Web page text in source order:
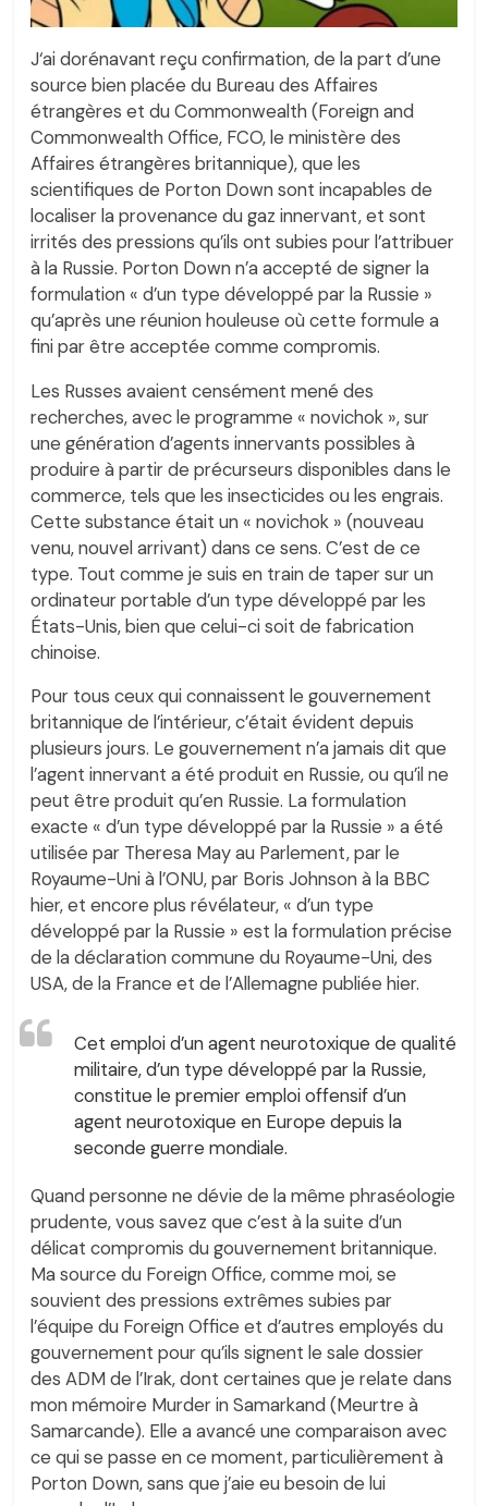
J‘ai dorénavant reçu confirmation, de la part d’une
source bien placée du Bureau des Affaires
étrangères et du Commonwealth (Foreign and
Commonwealth Office, FCO, le ministère des
Affaires étrangères britannique), que les
scientifiques de Porton Down sont incapables de
localiser la provenance du gaz innervant, et sont
irrités des pressions qu’ils ont subies pour l’attribuer
à la Russie. Porton Down n’a accepté de signer la
formulation « d’un type développé par la Russie »
qu’après une réunion houleuse où cette formule a
fini par être acceptée comme compromis.
Les Russes avaient censément mené des
recherches, avec le programme « novichok », sur
une génération d’agents innervants possibles à
produire à partir de précurseurs disponibles dans le
commerce, tels que les insecticides ou les engrais.
Cette substance était un « novichok » (nouveau
venu, nouvel arrivant) dans ce sens. C’est de ce
type. Tout comme je suis en train de taper sur un
ordinateur portable d’un type développé par les
États-Unis, bien que celui-ci soit de fabrication
chinoise.
Pour tous ceux qui connaissent le gouvernement
britannique de l’intérieur, c’était évident depuis
plusieurs jours. Le gouvernement n’a jamais dit que
l’agent innervant a été produit en Russie, ou qu’il ne
peut être produit qu’en Russie. La formulation
exacte « d’un type développé par la Russie » a été
utilisée par Theresa May au Parlement, par le
Royaume-Uni à l’ONU, par Boris Johnson à la BBC
hier, et encore plus révélateur, « d’un type
développé par la Russie » est la formulation précise
de la déclaration commune du Royaume-Uni, des
USA, de la France et de l’Allemagne publiée hier.
Cet emploi d’un agent neurotoxique de qualité
militaire, d’un type développé par la Russie,
constitue le premier emploi offensif d’un
agent neurotoxique en Europe depuis la
seconde guerre mondiale.
Quand personne ne dévie de la même phraséologie
prudente, vous savez que c’est à la suite d’un
délicat compromis du gouvernement britannique.
Ma source du Foreign Office, comme moi, se
souvient des pressions extrêmes subies par
l’équipe du Foreign Office et d’autres employés du
gouvernement pour qu’ils signent le sale dossier
des ADM de l’Irak, dont certaines que je relate dans
mon mémoire Murder in Samarkand (Meurtre à
Samarcande). Elle a avancé une comparaison avec
ce qui se passe en ce moment, particulièrement à
Porton Down, sans que j’aie eu besoin de lui